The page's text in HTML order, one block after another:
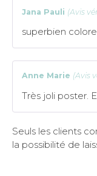
Jana Pauli (Avis
superbien
Anne Marie (Avis
Très joli poster.
Seuls les clients
la possibilité de